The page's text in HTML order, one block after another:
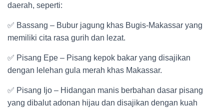
daerah, seperti:
✅ Bassang – Bubur jagung khas Bugis-Makassar yang
memiliki cita rasa gurih dan lezat.
✅ Pisang Epe – Pisang kepok bakar yang disajikan
dengan lelehan gula merah khas Makassar.
✅ Pisang Ijo – Hidangan manis berbahan dasar pisang
yang dibalut adonan hijau dan disajikan dengan kuah